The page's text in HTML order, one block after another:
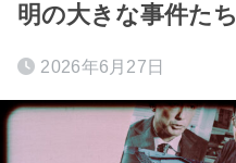
明の大きな事件たち
2026年6月27日